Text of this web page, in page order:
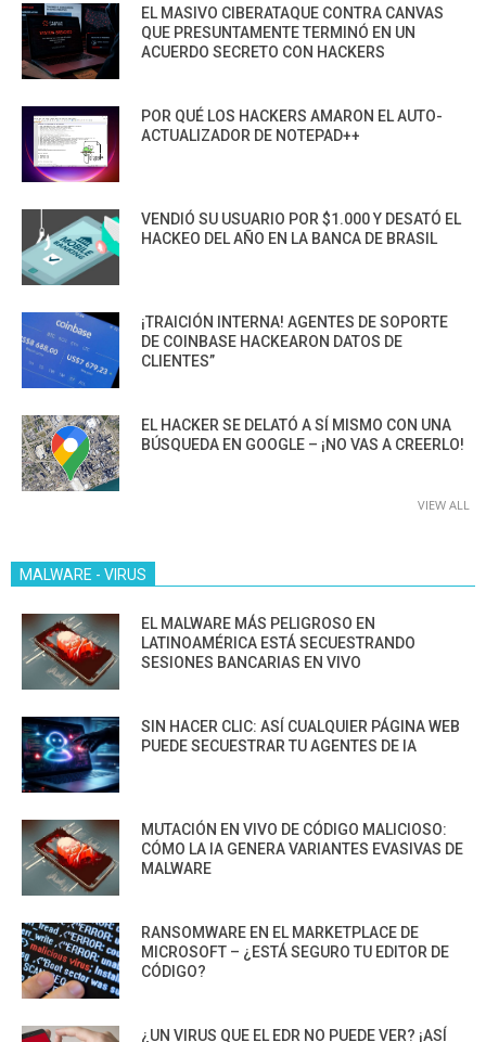
EL MASIVO CIBERATAQUE CONTRA CANVAS
QUE PRESUNTAMENTE TERMINÓ EN UN
ACUERDO SECRETO CON HACKERS
POR QUÉ LOS HACKERS AMARON EL AUTO-
ACTUALIZADOR DE NOTEPAD++
VENDIÓ SU USUARIO POR $1.000 Y DESATÓ EL
HACKEO DEL AÑO EN LA BANCA DE BRASIL
¡TRAICIÓN INTERNA! AGENTES DE SOPORTE
DE COINBASE HACKEARON DATOS DE
CLIENTES”
EL HACKER SE DELATÓ A SÍ MISMO CON UNA
BÚSQUEDA EN GOOGLE – ¡NO VAS A CREERLO!
VIEW ALL
MALWARE - VIRUS
EL MALWARE MÁS PELIGROSO EN
LATINOAMÉRICA ESTÁ SECUESTRANDO
SESIONES BANCARIAS EN VIVO
SIN HACER CLIC: ASÍ CUALQUIER PÁGINA WEB
PUEDE SECUESTRAR TU AGENTES DE IA
MUTACIÓN EN VIVO DE CÓDIGO MALICIOSO:
CÓMO LA IA GENERA VARIANTES EVASIVAS DE
MALWARE
RANSOMWARE EN EL MARKETPLACE DE
MICROSOFT – ¿ESTÁ SEGURO TU EDITOR DE
CÓDIGO?
¿UN VIRUS QUE EL EDR NO PUEDE VER? ¡ASÍ